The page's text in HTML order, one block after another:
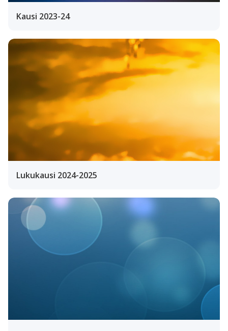
Kausi 2023-24
Lukukausi 2024-2025